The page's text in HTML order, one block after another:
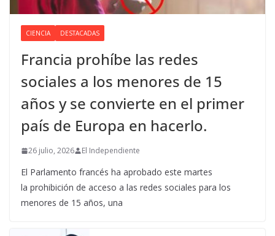
CIENCIA DESTACADAS
Francia prohíbe las redes
sociales a los menores de 15
años y se convierte en el primer
país de Europa en hacerlo.
26 julio, 2026 El Independiente
El Parlamento francés ha aprobado este martes
la prohibición de acceso a las redes sociales para los
menores de 15 años, una